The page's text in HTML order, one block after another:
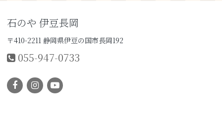
石のや 伊豆長岡
〒410-2211 静岡県伊豆の国市長岡192
055-947-0733